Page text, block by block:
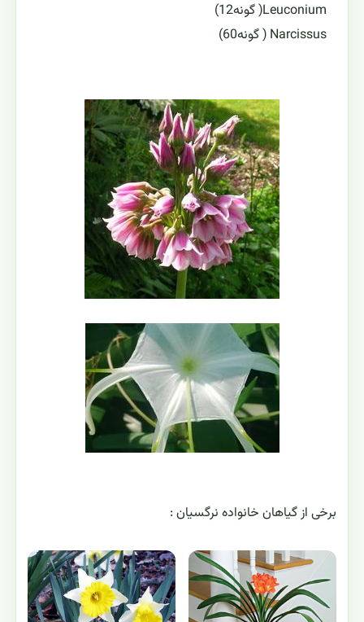
Leuconium( گونه12)
Narcissus ( گونه60)
برخی از گیاهان خانواده نرگسیان :